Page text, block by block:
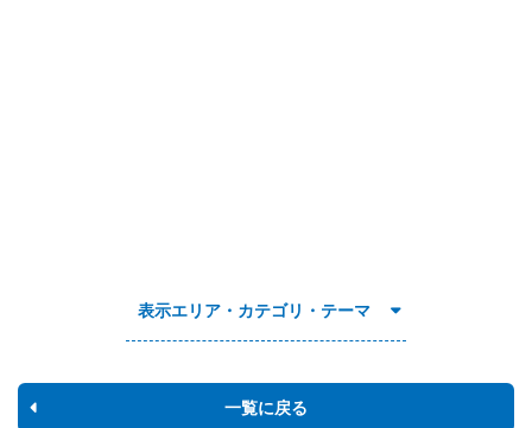
表示エリア・カテゴリ・テーマ
一覧に戻る